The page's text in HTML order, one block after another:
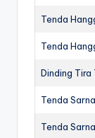
Tenda
Tenda
Dinding Tira
Tenda
Tenda